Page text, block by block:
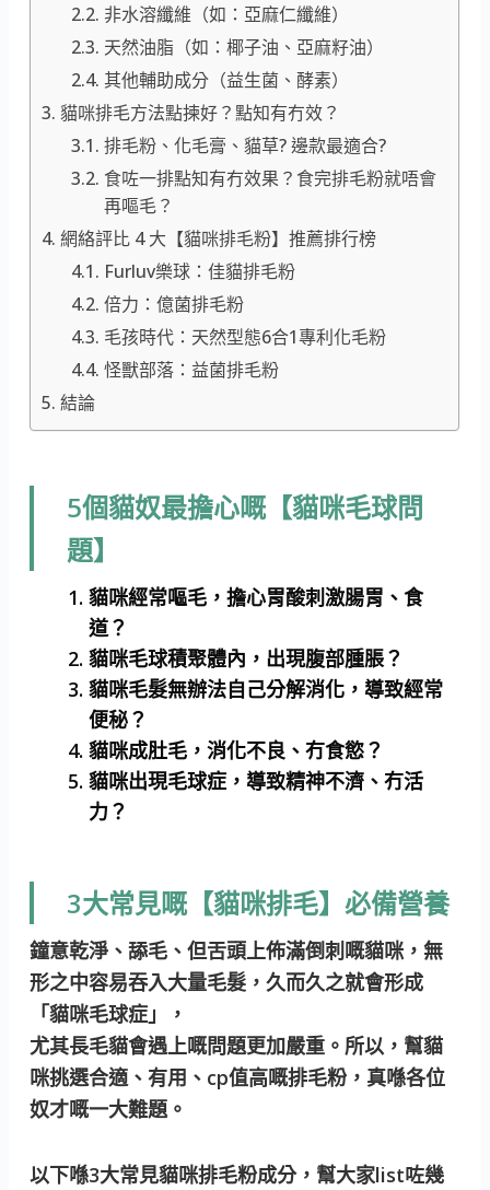
非水溶纖維（如：亞麻仁纖維）
天然油脂（如：椰子油、亞麻籽油）
其他輔助成分（益生菌、酵素）
貓咪排毛方法點揀好？點知有冇效？
排毛粉、化毛膏、貓草? 邊款最適合?
食咗一排點知有冇效果？食完排毛粉就唔會
再嘔毛？
網絡評比 4 大【貓咪排毛粉】推薦排行榜
Furluv樂球：佳貓排毛粉
倍力：億菌排毛粉
毛孩時代：天然型態6合1專利化毛粉
怪獸部落：益菌排毛粉
結論
5個貓奴最擔心嘅【貓咪毛球問
題】
貓咪經常嘔毛，擔心胃酸刺激腸胃、食
道？
貓咪毛球積聚體內，出現腹部腫脹？
貓咪毛髮無辦法自己分解消化，導致經常
便秘？
貓咪成肚毛，消化不良、冇食慾？
貓咪出現毛球症，導致精神不濟、冇活
力？
3大常見嘅【貓咪排毛】必備營養
鐘意乾淨、舔毛、但舌頭上佈滿倒刺嘅貓咪，無
形之中容易吞入大量毛髮，久而久之就會形成
「貓咪毛球症」，
尤其長毛貓會遇上嘅問題更加嚴重。所以，幫貓
咪挑選合適、有用、cp值高嘅排毛粉，真喺各位
奴才嘅一大難題。
以下喺3大常見貓咪排毛粉成分，幫大家list咗幾